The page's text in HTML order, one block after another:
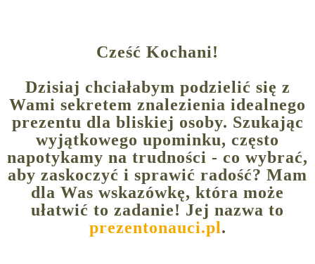
Cześć Kochani!
Dzisiaj chciałabym podzielić się z
Wami sekretem znalezienia idealnego
prezentu dla bliskiej osoby. Szukając
wyjątkowego upominku, często
napotykamy na trudności - co wybrać,
aby zaskoczyć i sprawić radość? Mam
dla Was wskazówkę, która może
ułatwić to zadanie! Jej nazwa to
prezentonauci.pl.